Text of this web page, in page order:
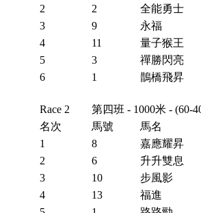
2
2
全能勇士
3
9
永福
4
11
量子猴王
5
3
禪勝閃亮
6
1 鵲橋飛昇
Race 2
第四班 - 1000米 -
名次
馬號
馬名
1
8
嘉應耀昇
2
6
升升雙息
3
10
步風影
4
13
福進